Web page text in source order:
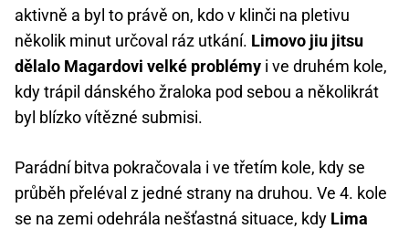
aktivně a byl to právě on, kdo v klinči na pletivu
několik minut určoval ráz utkání. Limovo jiu jitsu
dělalo Magardovi velké problémy i ve druhém kole,
kdy trápil dánského žraloka pod sebou a několikrát
byl blízko vítězné submisi.
Parádní bitva pokračovala i ve třetím kole, kdy se
průběh přeléval z jedné strany na druhou. Ve 4. kole
se na zemi odehrála nešťastná situace, kdy Lima